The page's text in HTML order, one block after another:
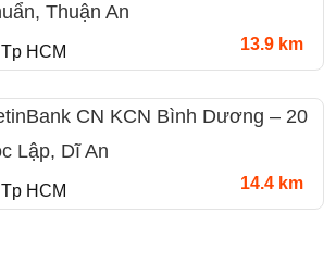
Thuận An
Tp HCM 13.9 km
CN KCN Bình Dương – 20
Lập, Dĩ An
Tp HCM 14.4 km